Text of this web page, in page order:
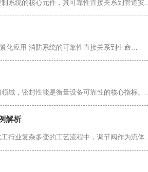
系统的核心元件，其可靠性直接关系到管道安…
化应用 消防系统的可靠性直接关系到生命…
域，密封性能是衡量设备可靠性的核心指标。…
解析
行业复杂多变的工艺流程中，调节阀作为流体…